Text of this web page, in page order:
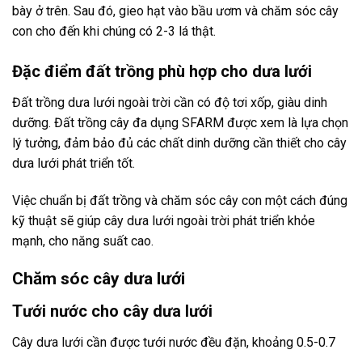
bày ở trên. Sau đó, gieo hạt vào bầu ươm và chăm sóc cây
con cho đến khi chúng có 2-3 lá thật.
Đặc điểm đất trồng phù hợp cho dưa lưới
Đất trồng dưa lưới ngoài trời cần có độ tơi xốp, giàu dinh
dưỡng. Đất trồng cây đa dụng SFARM được xem là lựa chọn
lý tưởng, đảm bảo đủ các chất dinh dưỡng cần thiết cho cây
dưa lưới phát triển tốt.
Việc chuẩn bị đất trồng và chăm sóc cây con một cách đúng
kỹ thuật sẽ giúp cây dưa lưới ngoài trời phát triển khỏe
mạnh, cho năng suất cao.
Chăm sóc cây dưa lưới
Tưới nước cho cây dưa lưới
Cây dưa lưới cần được tưới nước đều đặn, khoảng 0.5-0.7